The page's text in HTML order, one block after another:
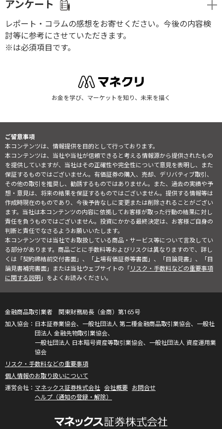
アンケート
レポート・コラムの感想をお寄せください。今後の内容検
討等に参考にさせていただきます。
※は必須項目です。
お金を学び、マーケットを知り、未来を描く
ご留意事項
本コンテンツは、情報提供を目的として行っております。
本コンテンツは、当社や当社が信頼できると考える情報源から提供されたもの
を提供していますが、当社はその正確性や完全性について意見を表明し、また
保証するものではございません。有価証券の購入、売却、デリバティブ取引、
その他の取引を推奨し、勧誘するものではありません。また、過去の実績や予
想・意見は、将来の結果を保証するものではございません。提供する情報等は
作成時現在のものであり、今後予告なしに変更または削除されることがござい
ます。当社は本コンテンツの内容に依拠してお客様が取った行動の結果に対し
責任を負うものではございません。投資にかかる最終決定は、お客様ご自身の
判断と責任でなさるようお願いいたします。
本コンテンツでは当社でお取扱している商品・サービス等について言及してい
る部分があります。商品ごとに手数料等およびリスクは異なりますので、詳し
くは「契約締結前交付書面」、「上場有価証券等書面」、「目論見書」、「目
論見書補完書面」または当社ウェブサイトの「リスク・手数料などの重要事項
に関する説明」をよくお読みください。
金融商品取引業者 関東財務局長（金商）第165号
日本証券業協会、一般社団法人 第二種金融商品取引業協会、一般社
団法人 金融先物取引業協会、
一般社団法人 日本暗号資産等取引業協会、一般社団法人 資産運用業
協会
リスク・手数料などの重要事項
個人情報のお取り扱いについて
マネックス証券株式会社 会社概要 お問合せ
ヘルプ（通知の登録・解除）